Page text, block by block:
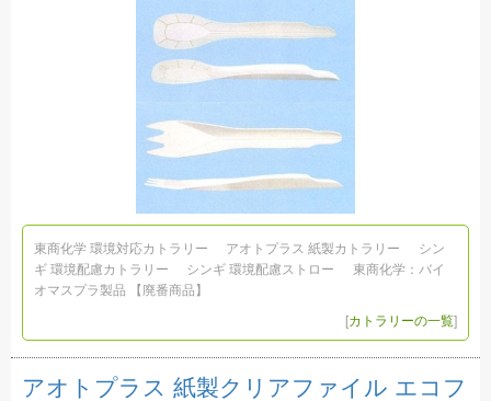
東商化学 環境対応カトラリー アオトプラス 紙製カトラリー
シン
ギ 環境配慮カトラリー
シンギ 環境配慮ストロー
東商化学：バイ
オマスプラ製品 【廃番商品】
[カトラリーの一覧]
アオトプラス 紙製クリアファイル エコフ